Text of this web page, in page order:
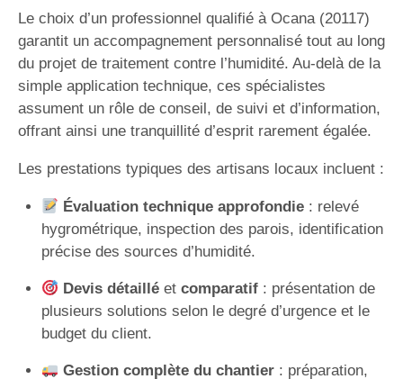
Le choix d’un professionnel qualifié à Ocana (20117)
garantit un accompagnement personnalisé tout au long
du projet de traitement contre l’humidité. Au-delà de la
simple application technique, ces spécialistes
assument un rôle de conseil, de suivi et d’information,
offrant ainsi une tranquillité d’esprit rarement égalée.
Les prestations typiques des artisans locaux incluent :
Évaluation technique approfondie: relevé
hygrométrique, inspection des parois, identification
précise des sources d’humidité.
Devis détailléet comparatif: présentation de
plusieurs solutions selon le degré d’urgence et le
budget du client.
Gestion complète du chantier: préparation,